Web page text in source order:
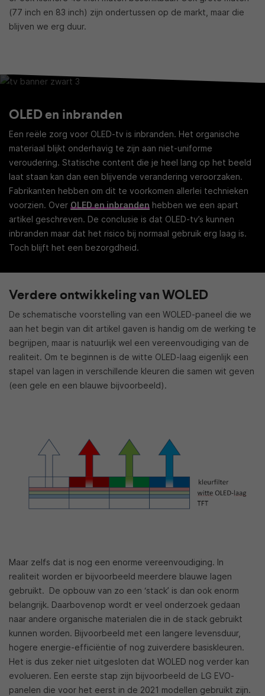
(77 inch en 83 inch) zijn ondertussen op de markt, maar die
blijven we erg duur.
OLED en inbranden
Een reële zorg voor OLED-tv is inbranden. Het organische
materiaal blijkt onderhavig te zijn aan niet-uniforme
veroudering. Statische content die je heel lang op het beeld
laat staan kan dan een blijvende verandering veroorzaken.
Fabrikanten hebben om dit te voorkomen allerlei technieken
voorzien. Over OLED en inbranden hebben we een apart
artikel geschreven. De conclusie is dat OLED-tv’s kunnen
inbranden maar dat het risico bij normaal gebruik erg laag is.
Toch blijft het een bezorgdheid.
Verdere ontwikkeling van WOLED
De schematische voorstelling van een WOLED-paneel die we
aan het begin van dit artikel gaven is handig om de werking te
begrijpen, maar is natuurlijk wel een vereenvoudiging van de
realiteit. Om te beginnen is de witte OLED-laag eigenlijk een
stapel van lagen in verschillende kleuren die samen wit geven
(een gele en een blauwe bijvoorbeeld).
Maar zelfs dat is nog een enorme vereenvoudiging. In
realiteit worden er bijvoorbeeld meerdere blauwe lagen
gebruikt. De opbouw van zo een ‘stack’ is dan ook enorm
belangrijk. Daarbovenop wordt er veel onderzoek gedaan
naar andere organische materialen die in de stack gebruikt
kunnen worden. Bijvoorbeeld met een langere levensduur,
hogere energie-efficiëntie of nog zuiverdere basiskleuren.
Het is dus zeker niet uitgesloten dat WOLED nog verder kan
evolueren. Een eerste stap zijn bijvoorbeeld de LG EVO-
panelen die voor het eerst in de 2021 modellen gebruikt zijn.